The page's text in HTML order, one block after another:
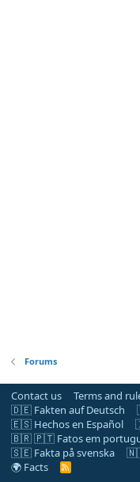
Forums
Contact us Terms and
🇩🇪 Fakten auf Deutsch
🇪🇸 Hechos en Español
🇧🇷 🇵🇹 Fatos em
🇸🇪 Fakta på svenska
🌍 Facts
R